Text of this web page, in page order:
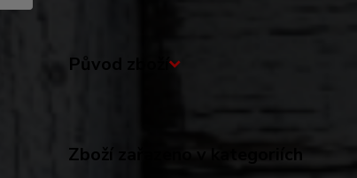
Původ zboží
Zboží zařazeno v kategoriích